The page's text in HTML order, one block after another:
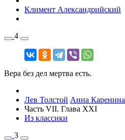
Климент Александрийский
4
Вера без дел мертва есть.
Лев Толстой Анна Каренина
Часть VII. Глава XXI
Из классики
3